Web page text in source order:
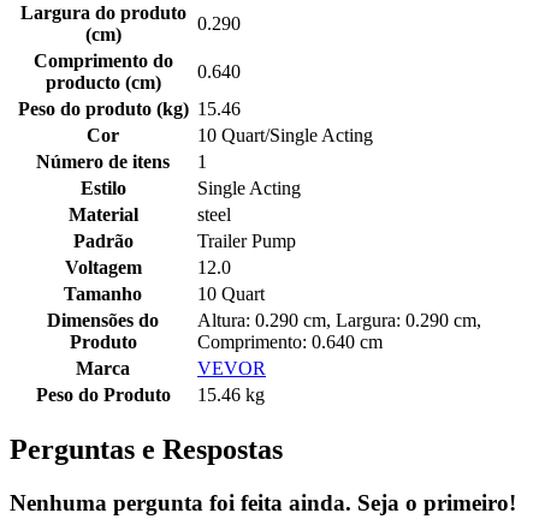
Largura do produto
(cm)
0.290
Comprimento do
producto (cm)
0.640
Peso do produto (kg) 15.46
Cor
10 Quart/Single Acting
Número de itens
1
Estilo
Single Acting
Material
steel
Padrão
Trailer Pump
Voltagem
12.0
Tamanho
10 Quart
Dimensões do
Produto
Altura: 0.290 cm, Largura: 0.290 cm,
Comprimento: 0.640 cm
Marca
VEVOR
Peso do Produto
15.46 kg
Perguntas e Respostas
Nenhuma pergunta foi feita ainda. Seja o primeiro!